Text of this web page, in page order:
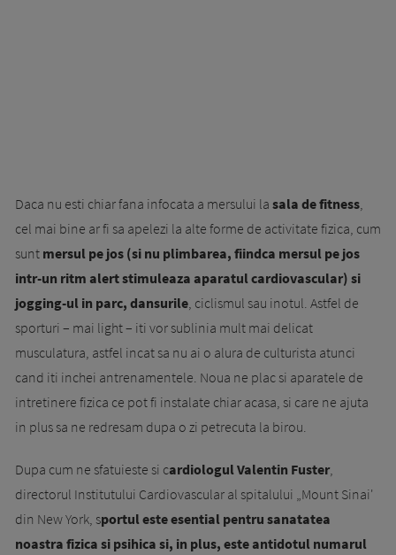
Daca nu esti chiar fana infocata a mersului la sala de fitness,
cel mai bine ar fi sa apelezi la alte forme de activitate fizica, cum
sunt mersul pe jos (si nu plimbarea, fiindca mersul pe jos
intr-un ritm alert stimuleaza aparatul cardiovascular) si
jogging-ul in parc, dansurile, ciclismul sau inotul. Astfel de
sporturi – mai light – iti vor sublinia mult mai delicat
musculatura, astfel incat sa nu ai o alura de culturista atunci
cand iti inchei antrenamentele. Noua ne plac si aparatele de
intretinere fizica ce pot fi instalate chiar acasa, si care ne ajuta
in plus sa ne redresam dupa o zi petrecuta la birou.
Dupa cum ne sfa­tuieste si cardiologul Valentin Fuster,
directorul Institutului Cardiovas­cu­lar al spitalului „Mount Sinai'
din New York, sportul este esential pentru sanatatea
noastra fizica si psihica si, in plus, este antidotul numarul